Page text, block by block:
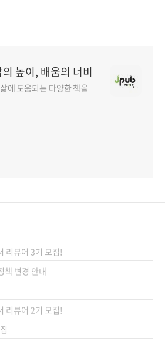
높이, 배움의 너비
에 도움되는 다양한 책을
리뷰어 3기 모집!
책 변경 안내
리뷰어 2기 모집!